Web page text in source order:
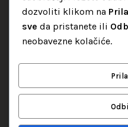
Audio oprema
LED dekorativna rasvjeta
“Set Up S” d.o.o. Tuzla, sva
dozvoliti klikom na
sve da pristanete ili
neobavezne kolačiće.